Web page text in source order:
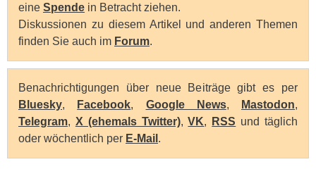
eine Spende in Betracht ziehen.
Diskussionen zu diesem Artikel und anderen Themen
finden Sie auch im Forum.
Benachrichtigungen über neue Beiträge gibt es per
Bluesky, Facebook, Google News, Mastodon,
Telegram, X (ehemals Twitter),VK, RSS und täglich
oder wöchentlich per E-Mail .